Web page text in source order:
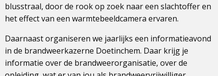
blusstraal, door de rook op zoek naar een slachtoffer en
het effect van een warmtebeeldcamera ervaren.
Daarnaast organiseren we jaarlijks een informatieavond
in de brandweerkazerne Doetinchem. Daar krijg je
informatie over de brandweerorganisatie, over de